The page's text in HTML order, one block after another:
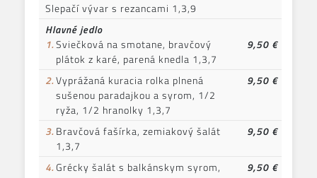
Slepačí vývar s rezancami 1,3,9
Hlavné jedlo
1.Sviečková na smotane, bravčový
plátok z karé, parená knedla 1,3,7
9,50 €
2.Vyprážaná kuracia rolka plnená
sušenou paradajkou a syrom, 1/2
ryža, 1/2 hranolky 1,3,7
9,50 €
3. Bravčová fašírka, zemiakový šalát
1,3,7
9,50 €
4.Grécky šalát s balkánskym syrom,
9,50 €